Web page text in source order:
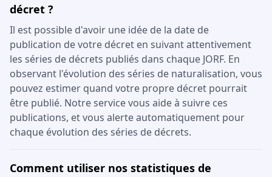
décret ?
Il est possible d'avoir une idée de la date de
publication de votre décret en suivant attentivement
les séries de décrets publiés dans chaque JORF. En
observant l'évolution des séries de naturalisation, vous
pouvez estimer quand votre propre décret pourrait
être publié. Notre service vous aide à suivre ces
publications, et vous alerte automatiquement pour
chaque évolution des séries de décrets.
Comment utiliser nos statistiques de